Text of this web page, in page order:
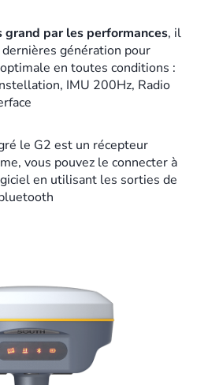
par les performances, il
génération pour
en toutes conditions :
IMU 200Hz, Radio
le G2 est un récepteur
vous pouvez le connecter à
en utilisant les sorties de